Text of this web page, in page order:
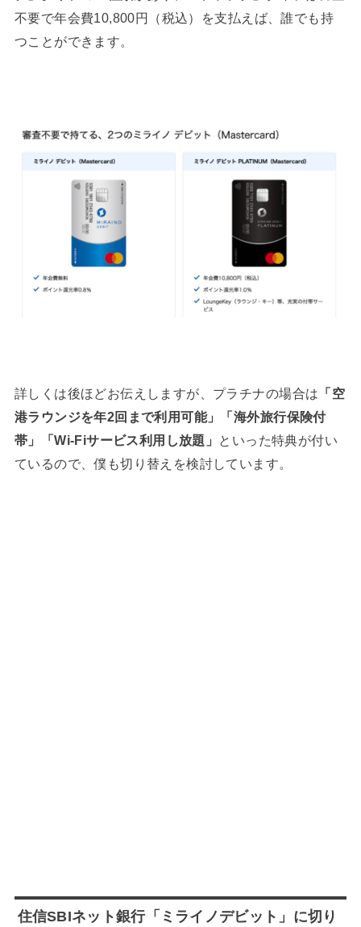
不要で年会費10,800円（税込）を支払えば、誰でも持
つことができます。
詳しくは後ほどお伝えしますが、プラチナの場合は 「空
港ラウンジを年2回まで利用可能」「海外旅行保険付
帯」「Wi-Fiサービス利用し放題」 といった特典が付い
ているので、僕も切り替えを検討しています。
住信SBIネット銀行「ミライノデビット」に切り